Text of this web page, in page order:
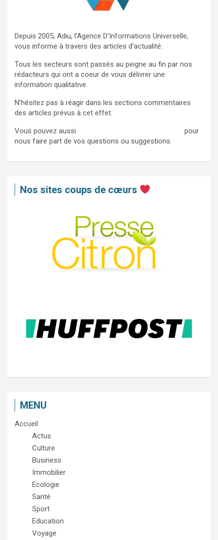
Depuis 2005, Adiu, l’Agence D’Informations Universelle,
vous informe à travers des articles d’actualité.
Tous les secteurs sont passés au peigne au fin par nos
rédacteurs qui ont a coeur de vous délivrer une
information qualitative.
N’hésitez pas à réagir dans les sections commentaires
des articles prévus à cet effet.
Vous pouvez aussi
pour
nous faire part de vos questions ou suggestions.
Nos sites coups de cœurs
MENU
Accueil
Actus
Culture
Business
Immobilier
Ecologie
Santé
Sport
Education
Voyage